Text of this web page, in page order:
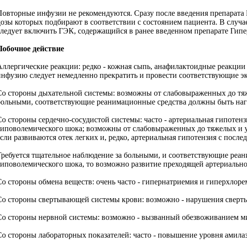
инфузии не рекомендуются. Сразу после введения
которых подбирают в соответствии с состоянием пациента. В
включить ГЭК, содержащийся в ранее введенном препарате
действие
реакции: редко - кожная сыпь, анафилактоидные
следует немедленно прекратить и провести соответствующие
стороны дыхательной системы: возможны от слабовыраженных до
соответствующие реанимационные средства должны быть
стороны сердечно-сосудистой системы: часто - артериальная
шока; возможны от слабовыраженных до тяжелых
развиваются отек легких и, редко, артериальная гипотензия с
тщательное наблюдение за больными, и соответствующие
шока, то возможно развитие преходящей
стороны обмена веществ: очень часто - гипернатриемия и
стороны свертывающей системы крови: возможно - нарушения
стороны нервной системы: возможно - вызванный обезвоживанием
стороны лабораторных показателей: часто - повышение уровня